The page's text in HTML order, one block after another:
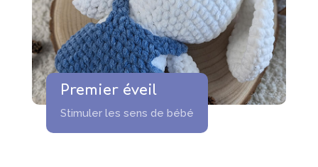
Premier éveil
Stimuler les sens de bébé